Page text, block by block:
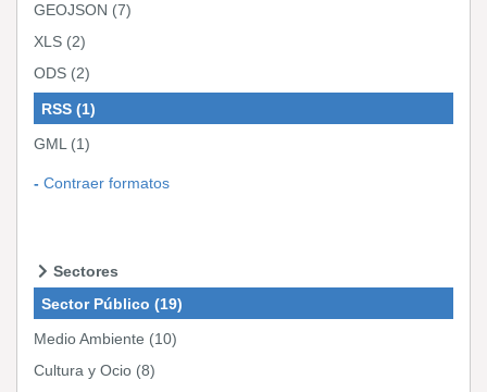
GEOJSON (7)
XLS (2)
ODS (2)
RSS (1)
GML (1)
Contraer formatos
Sectores
Sector Público (19)
Medio Ambiente (10)
Cultura y Ocio (8)